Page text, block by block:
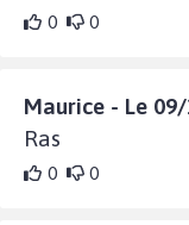
0 0
Maurice - Le
Ras
0 0